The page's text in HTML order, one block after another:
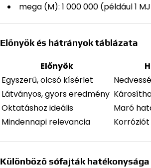
mega (M): 1 000 000 (például 1
Előnyök és hátrányok táblázata
Előnyök
Egyszerű, olcsó kísérlet
Látványos, gyors eredmény
Oktatáshoz ideális
Maró
Mindennapi relevancia
Különböző sófajták hatékonysága